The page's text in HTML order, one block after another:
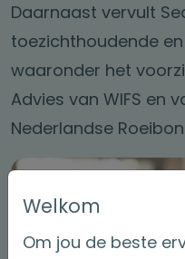
Daarnaast vervult
toezichthoudende
waaronder het
Advies van WIFS en
Nederlandse
Welkom
Om jou de beste